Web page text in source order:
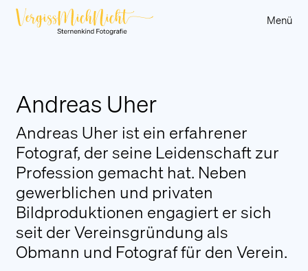
Menü
Über uns
Sternenkinder
Sternenkind-Eltern
Berichte
Kunstauktion
Partner und Sponsoren
Sternenbänkle Vorarlberg
Hilfsangebote
Andreas Uher
Andreas Uher ist ein erfahrener
Fotograf, der seine Leidenschaft zur
Profession gemacht hat. Neben
gewerblichen und privaten
Bildproduktionen engagiert er sich
seit der Vereinsgründung als
Obmann und Fotograf für den Verein.